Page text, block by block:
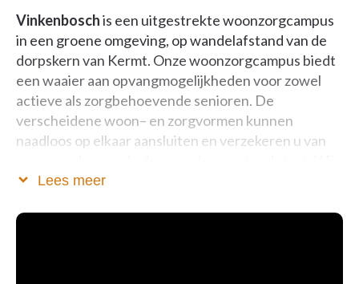
Vinkenboschis een uitgestrekte woonzorgcampus
in een groene omgeving, op wandelafstand van de
dorpskern van Kermt. Onze woonzorgcampus biedt
een waaier aan opvangmogelijkheden voor zowel
actieve als zorgbehoevende senioren. De
verscheidene woon– en zorgvormen kunnen
naadloos op elkaar aansluiten en verzekeren u van
beschikken in ons huidige complex over 116 kamers,
herstel verblijven. Ook beschikken wij over 23
Lees meer